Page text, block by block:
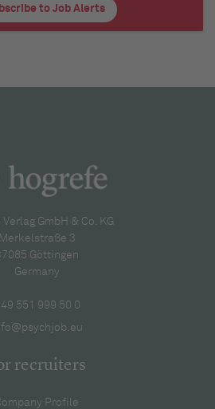
to Job Alerts
GmbH & Co. KG
Merkelstraße 3
Göttingen
Germany
551 999 50 0
recruiters
Profile